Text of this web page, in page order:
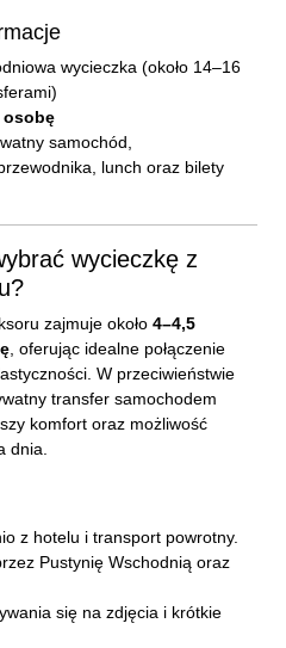
wycieczka (około 14–16
osobę
samochód,
lunch oraz bilety
wycieczkę z
zajmuje około 4–4,5
, oferując idealne połączenie
W przeciwieństwie
transfer samochodem
komfort oraz możliwość
dnia.
z hotelu i transport powrotny.
Pustynię Wschodnią oraz
się na zdjęcia i krótkie